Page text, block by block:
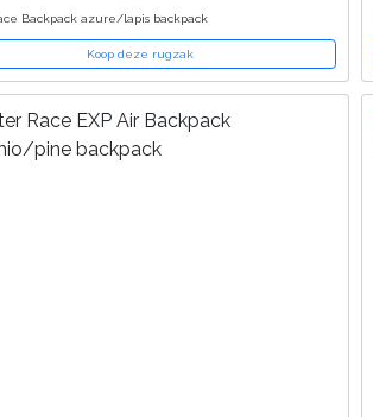
Backpack azure/lapis backpack
Koop deze rugzak